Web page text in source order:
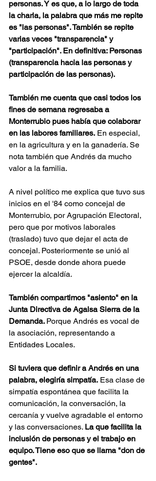
personas. Y es que, a lo largo de toda
la charla, la palabra que más me repite
es "las personas". También se repite
varias veces "transparencia" y
"participación". En definitiva: Personas
(transparencia hacia las personas y
participación de las personas).
También me cuenta que casi todos los
fines de semana regresaba a
Monterrubio pues había que colaborar
en las labores familiares. En especial,
en la agricultura y en la ganadería. Se
nota también que Andrés da mucho
valor a la familia.
A nivel político me explica que tuvo sus
inicios en el '84 como concejal de
Monterrubio, por Agrupación Electoral,
pero que por motivos laborales
(traslado) tuvo que dejar el acta de
concejal. Posteriormente se unió al
PSOE, desde donde ahora puede
ejercer la alcaldía.
También compartimos "asiento" en la
Junta Directiva de Agalsa Sierra de la
Demanda. Porque Andrés es vocal de
la asociación, representando a
Entidades Locales.
Si tuviera que definir a Andrés en una
palabra, elegiría simpatía. Esa clase de
simpatía espontánea que facilita la
comunicación, la conversación, la
cercanía y vuelve agradable el entorno
y las conversaciones. La que facilita la
inclusión de personas y el trabajo en
equipo. Tiene eso que se llama "don de
gentes".